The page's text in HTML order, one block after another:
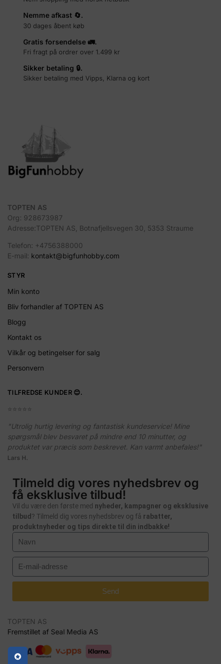
Nemme afkast 🔄.
30 dages åbent køb
Gratis forsendelse 🚛.
Fri fragt på ordrer over 1.499 kr
Sikker betaling 🔒.
Sikker betaling med Vipps, Klarna og kort
TOPTEN AS
Org: 928673987
Adresse:TOPTEN AS, Botnafjellsvegen 30, 5353 Straume
Telefon: +4756388000
E-mail: kontakt@bigfunhobby.com
STYR
Min konto
Bliv forhandler af TOPTEN AS
Blogg
Kontakt os
Vilkår og betingelser for salg
Personvern
TILFREDSE KUNDER 😊.
⭐️⭐️⭐️⭐️⭐️
"Utrolig hurtig levering og fantastisk kundeservice! Mine
spørgsmål blev besvaret på mindre end 10 minutter, og
produktet var præcis som beskrevet. Kan varmt anbefales!"
Lars H.
Tilmeld dig vores nyhedsbrev og
få eksklusive tilbud!
Vil du være den første med nyheder, kampagner og eksklusive
tilbud ? Tilmeld dig vores nyhedsbrev og få rabatter,
produktnyheder og tips direkte til din indbakke!
Send
TOPTEN AS
Fremstillet af Seal Media AS